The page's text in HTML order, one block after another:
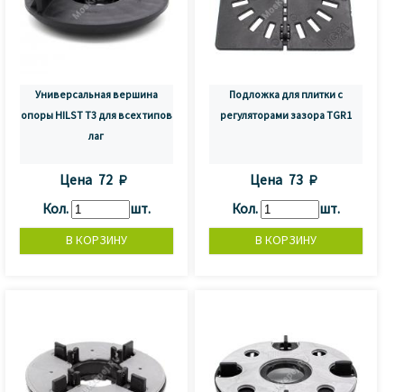
Универсальная вершина
опоры HILST T3 для всех типов
лаг
Цена 72 
Кол.
шт.
Подложка для плитки с
регуляторами зазора ТGR1
Цена 73 
Кол.
шт.